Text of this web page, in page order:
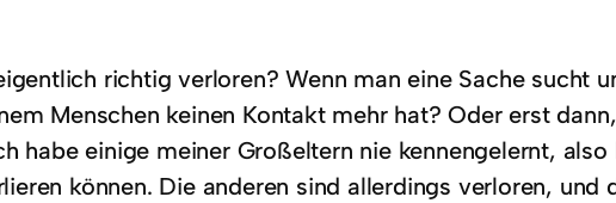
richtig verloren? Wenn man eine Sache sucht
Menschen keinen Kontakt mehr hat? Oder erst
habe einige meiner Großeltern nie kennengelernt,
können. Die anderen sind allerdings verloren, und